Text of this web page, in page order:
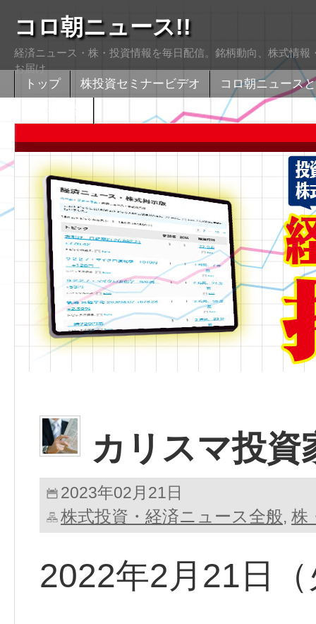
コロ朝ニュース!!
経済ニュース・株・投資情報を毎日配信。銘柄動向、株式情
お届け
トップ 株投資セミナービデオ
コロ朝ニュース
カリスマ投資
2023年02月21日
株式投資・経済ニュース全般, 株
2022年2月21日